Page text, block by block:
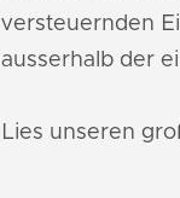
versteuernden
ausserhalb der
Lies unseren